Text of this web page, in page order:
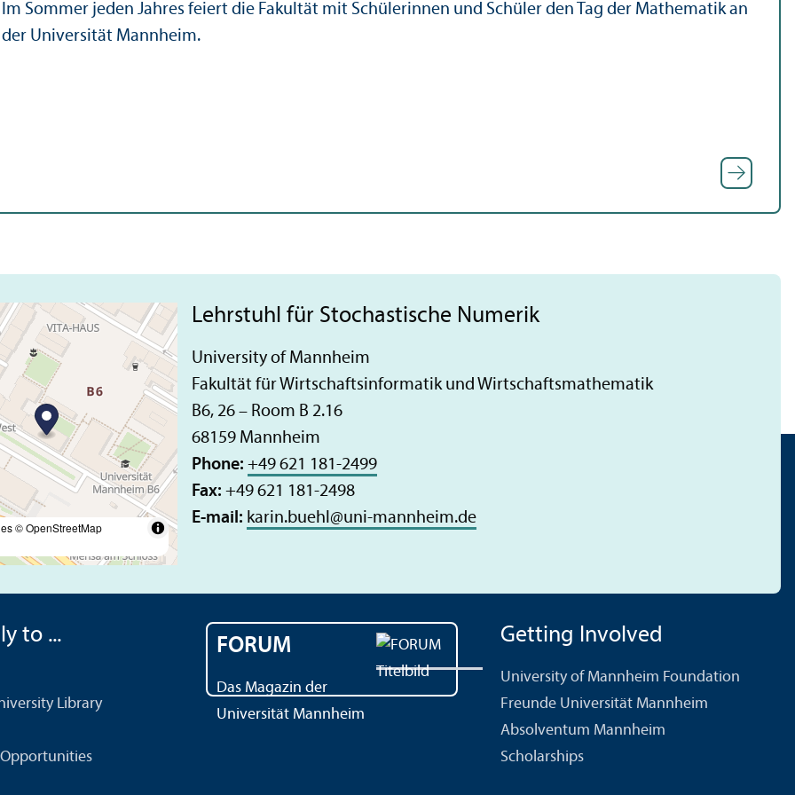
Im Sommer jeden Jahres feiert die Fakultät mit Schülerinnen und Schüler den Tag der Mathematik an
der Universität Mannheim.
© OpenStreetMap
Lehrstuhl für Stochastische Numerik
University of Mannheim
Fakultät für Wirtschaftsinformatik und Wirtschaftsmathematik
B6, 26 – Room B 2.16
68159 Mannheim
Phone: +49 621 181-2499
Fax: +49 621 181-2498
E-mail: karin.buehl @uni-mannheim.de
to ...
Library
FORUM
Das Magazin der
Universität Mannheim
Getting Involved
University of Mannheim Foundation
Freunde Universität Mannheim
Absolventum Mannheim
Scholarships